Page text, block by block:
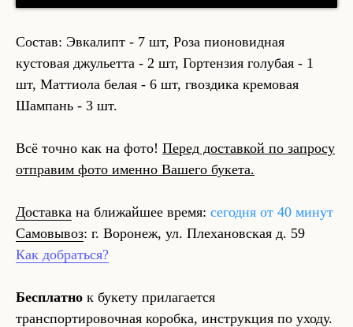
Состав: Эвкалипт - 7 шт, Роза пионовидная
кустовая джульетта - 2 шт, Гортензия голубая - 1
шт, Маттиола белая - 6 шт, гвоздика кремовая
Шампань - 3 шт.
Всё точно как на фото! Перед доставкой по запросу
отправим фото именно Вашего букета.
Доставка на ближайшее время: сегодня от 40 минут
Самовывоз: г. Воронеж, ул. Плехановская д. 59
Как добраться?
Бесплатно к букету прилагается
транспортировочная коробка, инструкция по уходу.